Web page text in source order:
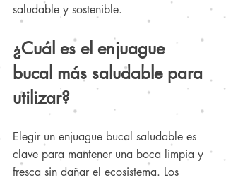
saludable y sostenible.
¿Cuál es el enjuague
bucal más saludable para
utilizar?
Elegir un enjuague bucal saludable es
clave para mantener una boca limpia y
fresca sin dañar el ecosistema. Los